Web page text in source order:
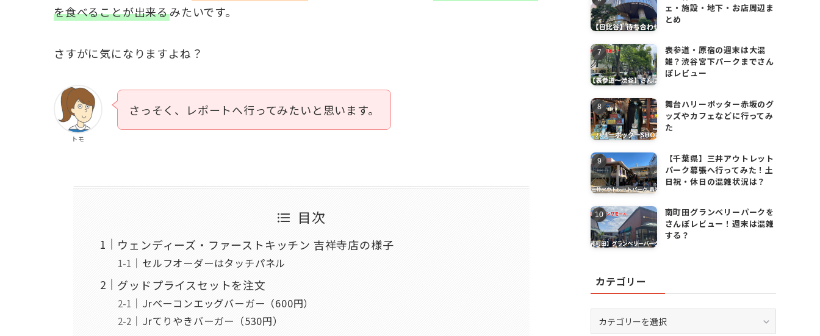
を食べることが出来るみたいです。
さすがに気になりますよね？
トモ
さっそく、レポートへ行ってみたいと思います。
目次
ウェンディーズ・ファーストキッチン 吉祥寺店の様子
セルフオーダーはタッチパネル
グッドプライスセットを注文
Jrベーコンエッグバーガー（600円）
Jrてりやきバーガー（530円）
ェ・施設・地下・お店周辺ま
とめ
表参道・原宿の週末は大混
雑？渋谷宮下パークまでさん
ぽレビュー
舞台ハリーポッター赤坂のグ
ッズやカフェなどに行ってみ
た
【千葉県】三井アウトレット
パーク幕張へ行ってみた！土
日祝・休日の混雑状況は？
南町田グランベリーパークを
さんぽレビュー！週末は混雑
する？
カテゴリー